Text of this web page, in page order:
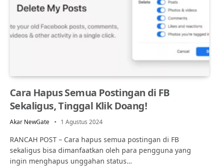
Cara Hapus Semua Postingan di FB
Sekaligus, Tinggal Klik Doang!
Akar NewGate 1 Agustus 2024
RANCAH POST – Cara hapus semua postingan di FB
sekaligus bisa dimanfaatkan oleh para pengguna yang
ingin menghapus unggahan status…